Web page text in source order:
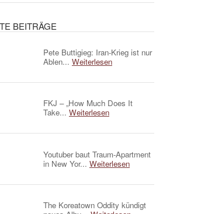
BEITRÄGE
Pete Buttigieg: Iran-Krieg ist nur
Ablen... Weiterlesen
FKJ – „How Much Does It
Take... Weiterlesen
Youtuber baut Traum-Apartment
in New Yor... Weiterlesen
The Koreatown Oddity kündigt